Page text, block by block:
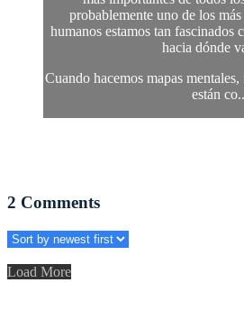
probablemente uno de los
humanos estamos tan fascinados
hacia dónde
Cuando hacemos mapas
están
2 Comments
Load More